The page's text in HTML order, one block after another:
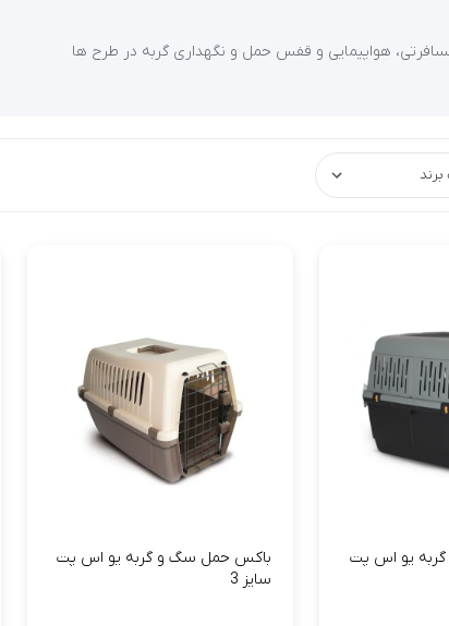
هواپیمایی و قفس حمل و نگهداری گربه در طرح ها
یو اس پت
باکس حمل سگ و گربه یو اس پت
سایز 3